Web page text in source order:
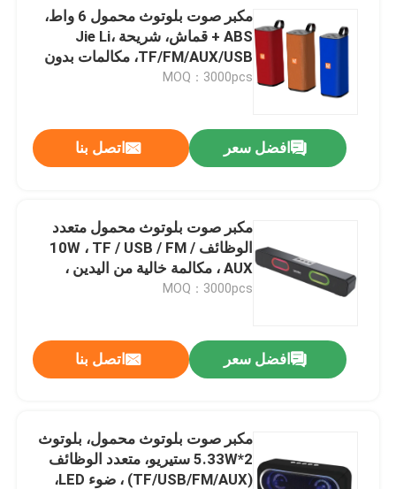
مكبر صوت بلوتوث محمول 6 واط،
ABS + قماش، شريحة Jie Li،
TF/FM/AUX/USB، مكالمات بدون
استخدام اليدين، بطارية 1200mAh
MOQ：3000pcs
افضل سعر اتصل بنا
مكبر صوت بلوتوث محمول متعدد
الوظائف 10W ، TF / USB / FM /
AUX ، مكالمة خالية من اليدين ،
الحجاب المزدوج مع الضوء ،
MOQ：3000pcs
افضل سعر اتصل بنا
مكبر صوت بلوتوث محمول، بلوتوث
5.33W*2 ستيريو، متعدد الوظائف
(TF/USB/FM/AUX) ، ضوء LED،